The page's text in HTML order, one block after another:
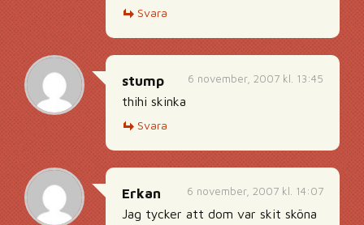
Svara
6 november, 2007 kl. 13:45
stump
thihi skinka
Svara
6 november, 2007 kl. 14:07
Erkan
Jag tycker att dom var skit sköna